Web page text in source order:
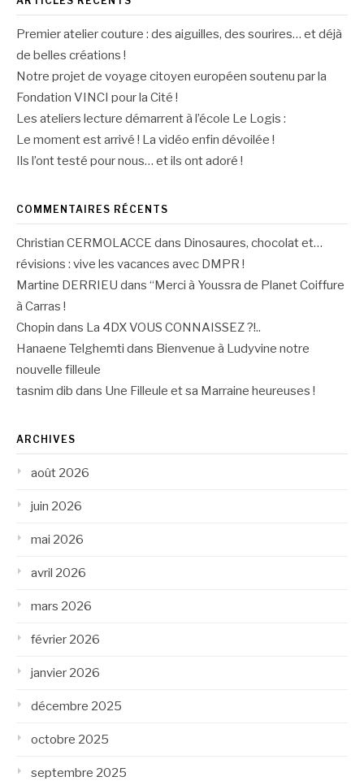
Premier atelier couture : des aiguilles, des sourires… et déjà
de belles créations !
Notre projet de voyage citoyen européen soutenu par la
Fondation VINCI pour la Cité !
Les ateliers lecture démarrent à l’école Le Logis :
Le moment est arrivé ! La vidéo enfin dévoilée !
Ils l’ont testé pour nous… et ils ont adoré !
COMMENTAIRES RÉCENTS
Christian CERMOLACCE dans Dinosaures, chocolat et…
révisions : vive les vacances avec DMPR !
Martine DERRIEU dans “Merci à Youssra de Planet Coiffure
à Carras !
Chopin dans La 4DX VOUS CONNAISSEZ ?!..
Hanaene Telghemti dans Bienvenue à Ludyvine notre
nouvelle filleule
tasnim dib dans Une Filleule et sa Marraine heureuses !
ARCHIVES
août 2026
juin 2026
mai 2026
avril 2026
mars 2026
février 2026
janvier 2026
décembre 2025
octobre 2025
septembre 2025